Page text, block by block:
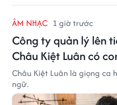
ÂM NHẠC 1 giờ trước
Công ty quản lý lên
Châu Kiệt Luân có
Châu Kiệt Luân là giọng ca
ngữ.